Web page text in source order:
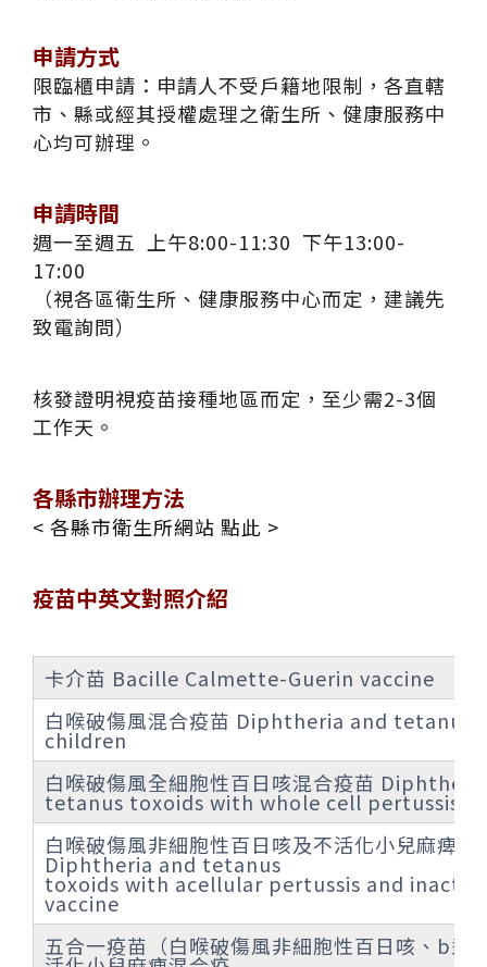
申請方式
限臨櫃申請：申請人不受戶籍地限制，各直轄
市、縣或經其授權處理之衛生所、健康服務中
心均可辦理。
申請時間
週一至週五 上午8:00-11:30 下午13:00-
17:00
（視各區衛生所、健康服務中心而定，建議先
致電詢問）
核發證明視疫苗接種地區而定，至少需2-3個
工作天。
各縣市辦理方法
< 各縣市衛生所網站 點此 >
疫苗中英文對照介紹
卡介苗 Bacille Calmette-Guerin vaccine
白喉破傷風混合疫苗 Diphtheria and tetanus
children
白喉破傷風全細胞性百日咳混合疫苗
tetanus toxoids with whole cell pertussis
白喉破傷風非細胞性百日咳及不活化小兒麻痺混
Diphtheria and tetanus
toxoids with acellular pertussis and
vaccine
五合一疫苗（白喉破傷風非細胞性百日咳、b型